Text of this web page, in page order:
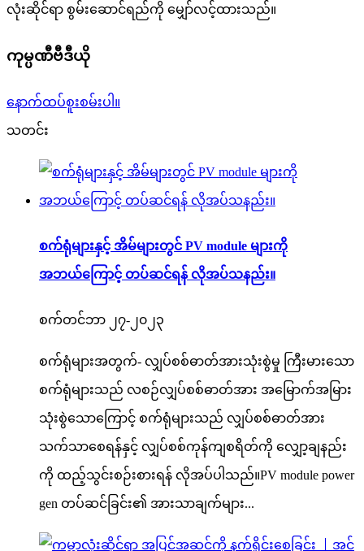
လုံးဆိုင်ရာ စွမ်းဆောင်ရည်ကို မျှော်လင့်ထားသည်။
ကုမ္ပဏီဗီဒီယို
နောက်ထပ်စူးစမ်းပါ။
သတင်း
စက်ရုံများနှင့် အိမ်များတွင် PV module များကို
အဘယ်ကြောင့် တပ်ဆင်ရန် လိုအပ်သနည်း။
စက်တင်ဘာ ၂၇-၂၀၂၃
စက်ရုံများအတွက်- လျှပ်စစ်ဓာတ်အားသုံးစွဲမှု ကြီးမားသော
စက်ရုံများသည် လစဉ်လျှပ်စစ်ဓာတ်အား အမြောက်အမြား
သုံးစွဲသောကြောင့် စက်ရုံများသည် လျှပ်စစ်ဓာတ်အား
သက်သာစေရန်နှင့် လျှပ်စစ်ကုန်ကျစရိတ်ကို လျှော့ချနည်း
ကို ထည့်သွင်းစဉ်းစားရန် လိုအပ်ပါသည်။PV module power
gen တပ်ဆင်ခြင်း၏ အားသာချက်များ...